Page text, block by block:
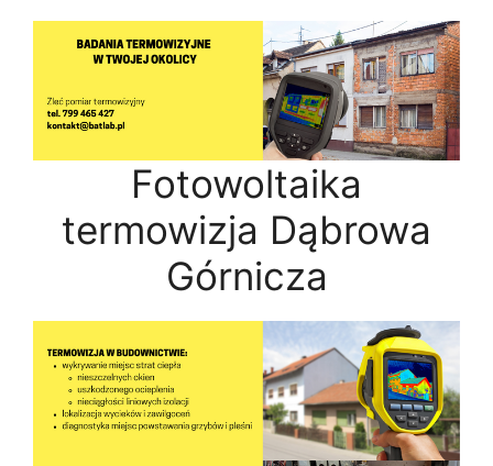
Fotowoltaika
termowizja Dąbrowa
Górnicza